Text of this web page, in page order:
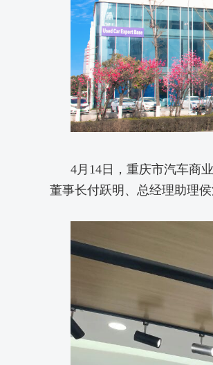
4月14日，重庆市汽车商
董事长付跃明、总经理助理